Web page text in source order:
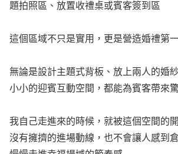
題拍照區、放置收禮桌或賓客簽到區
這個區域不只是實用，更是營造婚禮第
無論是設計主題式背板、放上兩人的婚
小小的迎賓互動空間，都能為賓客帶來
我自己走進來的時候，就被這個空間的
沒有擁擠的進場動線，也不會讓人感到